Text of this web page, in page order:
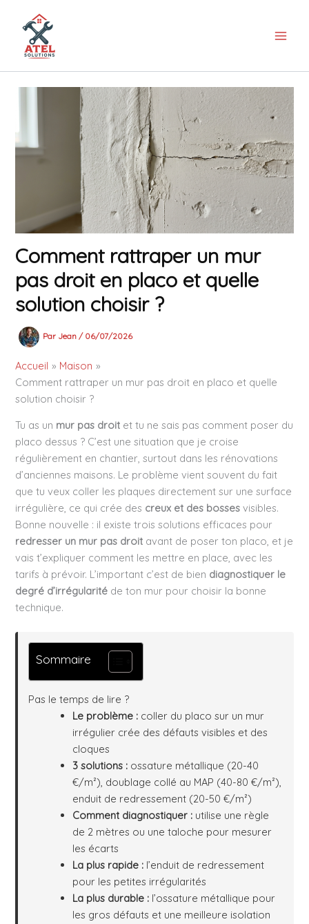
contenu
Comment rattraper un mur
pas droit en placo et quelle
solution choisir ?
Par Jean / 06/07/2026
Accueil
Maison
Comment rattraper un mur pas droit en placo et quelle
solution choisir ?
Tu as un mur pas droit et tu ne sais pas comment poser du
placo dessus ? C’est une situation que je croise
régulièrement en chantier, surtout dans les rénovations
d’anciennes maisons. Le problème vient souvent du fait
que tu veux coller les plaques directement sur une surface
irrégulière, ce qui crée des creux et des bosses visibles.
Bonne nouvelle : il existe trois solutions efficaces pour
redresser un mur pas droit avant de poser ton placo, et je
vais t’expliquer comment les mettre en place, avec les
tarifs à prévoir. L’important c’est de bien diagnostiquer le
degré d’irrégularité de ton mur pour choisir la bonne
technique.
Sommaire
Pas le temps de lire ?
Le problème : coller du placo sur un mur
irrégulier crée des défauts visibles et des
cloques
3 solutions : ossature métallique (20-40
€/m²), doublage collé au MAP (40-80 €/m²),
enduit de redressement (20-50 €/m²)
Comment diagnostiquer : utilise une règle
de 2 mètres ou une taloche pour mesurer
les écarts
La plus rapide : l’enduit de redressement
pour les petites irrégularités
La plus durable : l’ossature métallique pour
les gros défauts et une meilleure isolation